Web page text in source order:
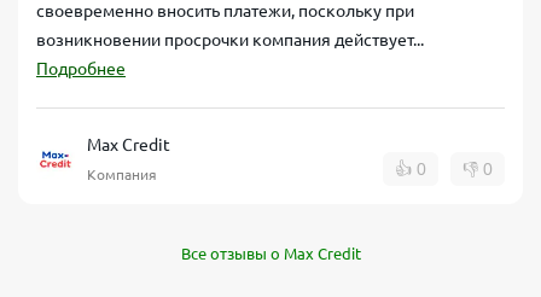
своевременно вносить платежи, поскольку при
возникновении просрочки компания действует...
Подробнее
Max Credit
Компания 👍 0 👎 0
Все отзывы о Max Credit